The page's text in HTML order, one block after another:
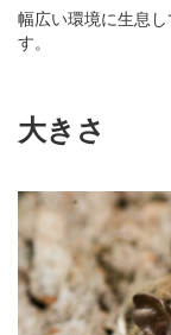
幅広い環境に生息
す。
大きさ